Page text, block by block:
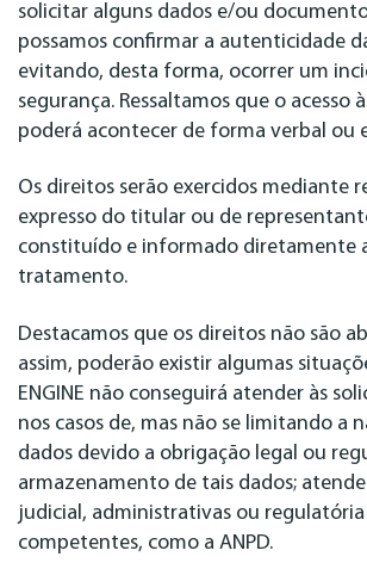
solicitar alguns dados e/ou
possamos confirmar a autenticidade
evitando, desta forma, ocorrer um
segurança. Ressaltamos que o acesso
poderá acontecer de forma verbal ou
Os direitos serão exercidos mediante
expresso do titular ou de
constituído e informado diretamente
tratamento.
Destacamos que os direitos não são
assim, poderão existir algumas
ENGINE não conseguirá atender às
nos casos de, mas não se limitando a
dados devido a obrigação legal ou
armazenamento de tais dados;
judicial, administrativas ou
competentes, como a ANPD.